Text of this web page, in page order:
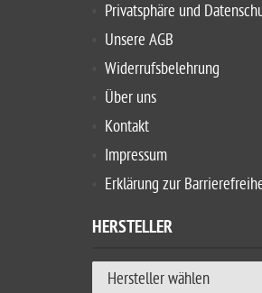
Privatsphäre und
Unsere AGB
Widerrufsbelehrung
Über uns
Kontakt
Impressum
Erklärung zur
HERSTELLER
Hersteller wählen